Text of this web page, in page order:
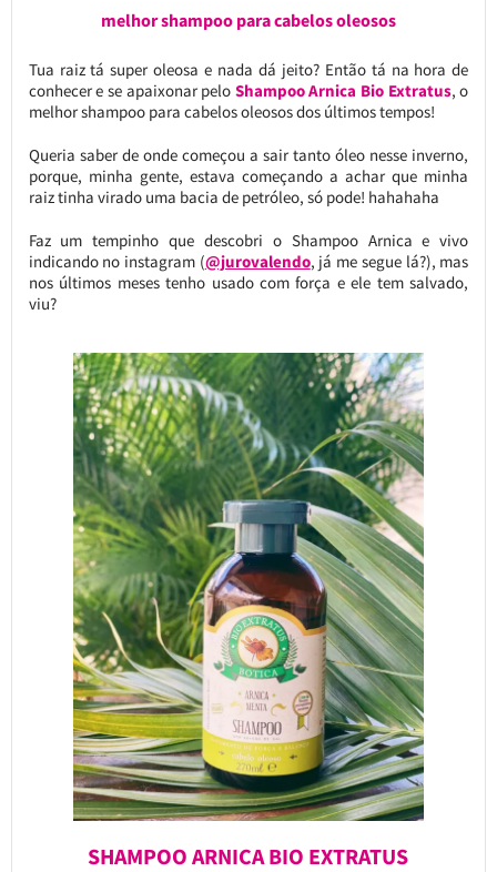
melhor shampoo para cabelos oleosos
Tua raiz tá super oleosa e nada dá jeito? Então tá na hora de
conhecer e se apaixonar pelo Shampoo Arnica Bio Extratus, o
melhor shampoo para cabelos oleosos dos últimos tempos!
Queria saber de onde começou a sair tanto óleo nesse inverno,
porque, minha gente, estava começando a achar que minha
raiz tinha virado uma bacia de petróleo, só pode! hahahaha
Faz um tempinho que descobri o Shampoo Arnica e vivo
indicando no instagram (@jurovalendo, já me segue lá?), mas
nos últimos meses tenho usado com força e ele tem salvado,
viu?
SHAMPOO ARNICA BIO EXTRATUS